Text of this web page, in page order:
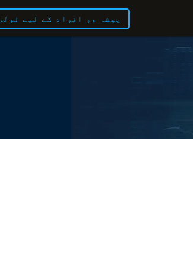
پیشہ ور افراد کے لیے ٹولز